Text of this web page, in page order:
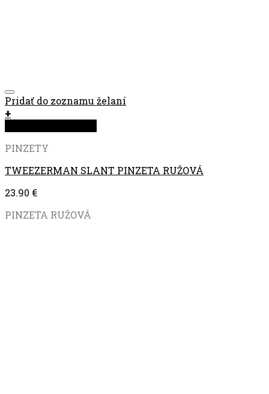
Pridať do zoznamu želaní
+
PINZETY
TWEEZERMAN SLANT PINZETA RUŽOVÁ
23.90 €
PINZETA RUŽOVÁ